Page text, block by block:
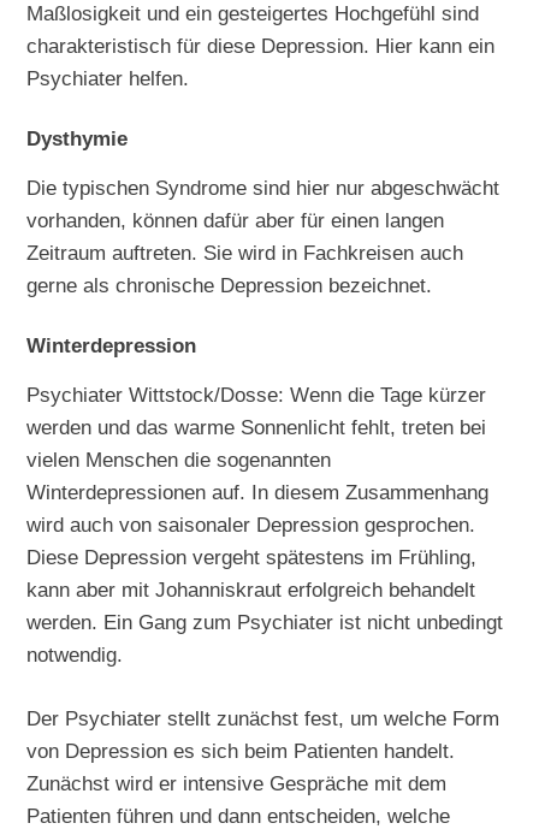
Maßlosigkeit und ein gesteigertes Hochgefühl sind
charakteristisch für diese Depression. Hier kann ein
Psychiater helfen.
Dysthymie
Die typischen Syndrome sind hier nur abgeschwächt
vorhanden, können dafür aber für einen langen
Zeitraum auftreten. Sie wird in Fachkreisen auch
gerne als chronische Depression bezeichnet.
Winterdepression
Psychiater Wittstock/Dosse: Wenn die Tage kürzer
werden und das warme Sonnenlicht fehlt, treten bei
vielen Menschen die sogenannten
Winterdepressionen auf. In diesem Zusammenhang
wird auch von saisonaler Depression gesprochen.
Diese Depression vergeht spätestens im Frühling,
kann aber mit Johanniskraut erfolgreich behandelt
werden. Ein Gang zum Psychiater ist nicht unbedingt
notwendig.
Der Psychiater stellt zunächst fest, um welche Form
von Depression es sich beim Patienten handelt.
Zunächst wird er intensive Gespräche mit dem
Patienten führen und dann entscheiden, welche